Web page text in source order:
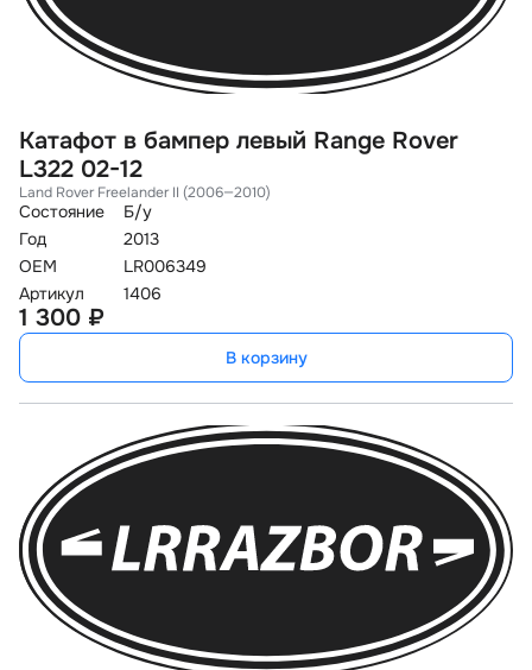
Катафот в бампер левый Range Rover
L322 02-12
Land Rover Freelander II (2006—2010)
Состояние
Б/у
Год
2013
OEM
LR006349
Артикул
1406
1 300 ₽
В корзину